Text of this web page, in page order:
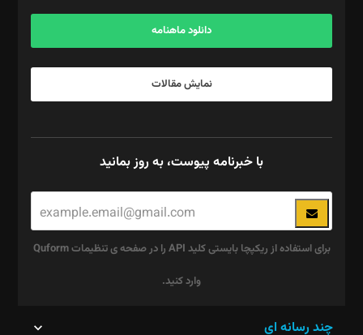
آگهی و مشترکین: ۰۹۱۹۹۹۹۰۴۵۴
دانلود ماهنامه
نمایش مقالات
با خبرنامه پیوست، به روز بمانید
برای استفاده از ریکپچا بایستی کلید API را در صفحه ی تنظیمات Quform
وارد کنید.
چند رسانه ای